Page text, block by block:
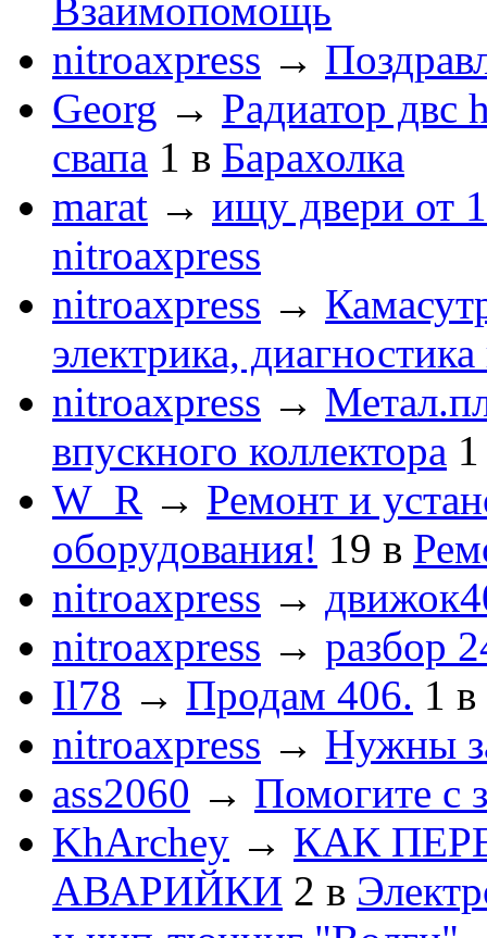
Взаимопомощь
nitroaxpress →
Georg → Радиатор двс
свапа 1 в Барахолка
marat → ищу двери от
nitroaxpress
nitroaxpress →
электрика,
nitroaxpress →
впускного коллектора 1
W_R → Ремонт и
оборудования! 19 в
nitroaxpress →
nitroaxpress → разбор
Il78 → Продам 406. 1 в
nitroaxpress → Нужны
ass2060 → Помогите с
KhArchey → КАК
АВАРИЙКИ 2 в